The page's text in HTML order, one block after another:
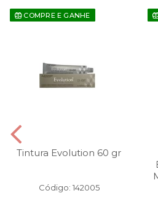
COMPRE E GANHE
Tintura Evolution 60 gr
Código: 142005